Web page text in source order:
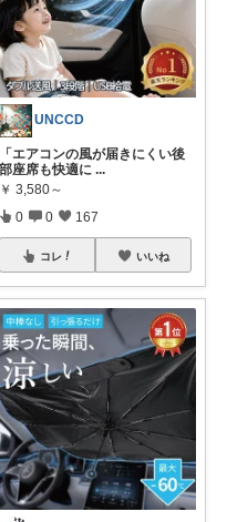
UNCCD
「エアコンの風が届きにくい後
部座席も快適に ...
￥ 3,580～
0 0 167
コレ いいね